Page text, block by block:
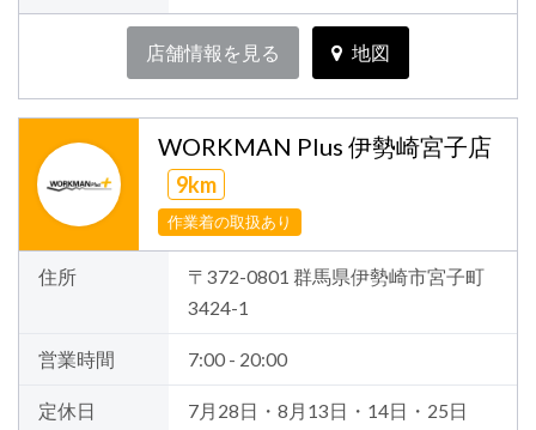
店舗情報を見る 地図
WORKMAN Plus 伊勢崎宮子店
9km
作業着の取扱あり
住所
〒372-0801 群馬県伊勢崎市宮子町
3424-1
営業時間 7:00 - 20:00
定休日 7月28日・8月13日・14日・25日